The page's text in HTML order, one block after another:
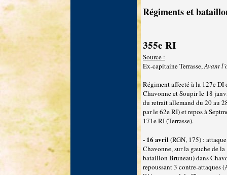
Régiments et
355e RI
Source :
Ex-capitaine Terrasse,Avant
Régiment affecté à la 127e
Chavonne et Soupir le 18
du retrait allemand du 20 au
par le 62e RI) et repos à
171e RI (Terrasse).
- 16 avril(RGN, 175) :
Chavonne, sur la gauche de
bataillon Bruneau) dans
repoussant 3 contre-attaques